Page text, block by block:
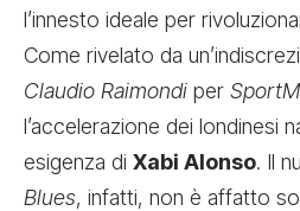
l’innesto ideale per
Come rivelato da
Claudio Raimondi per
l’accelerazione dei londinesi
esigenza di Xabi Alonso. Il
Blues, infatti, non è affatto